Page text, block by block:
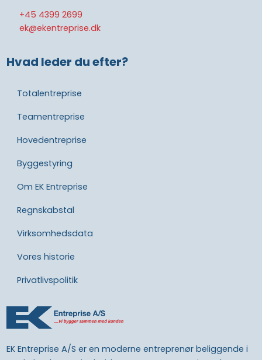
+45 4399 2699
ek@ekentreprise.dk
Hvad leder du efter?
Totalentreprise
Teamentreprise
Hovedentreprise
Byggestyring
Om EK Entreprise
Regnskabstal
Virksomhedsdata
Vores historie​
Privatlivspolitik​
EK Entreprise A/S er en moderne entreprenør beliggende i